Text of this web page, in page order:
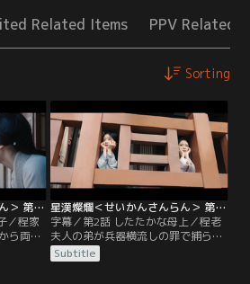
Related Items PPV Related
Sorting
星漢燦爛＜せいかんさんらん＞ 第01話／字幕
／程家
ら両親
。ある
た四娘
星漢燦爛＜せいかんさんらん＞ 第02話／字幕
字幕／第2話 したたかな母上／程老
夫人の弟が兵器横流しの罪で捕らわ
れ、程家は大騒ぎになっていた。程
老夫人と葛氏は釈放を働きかけるよ
Subtitle